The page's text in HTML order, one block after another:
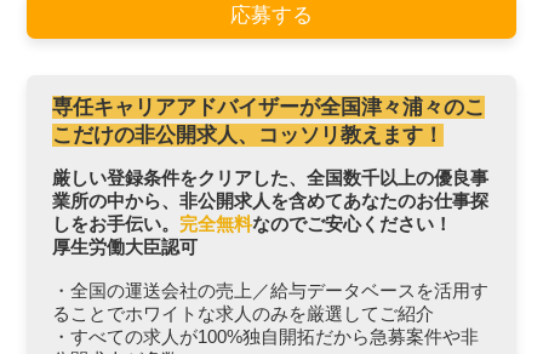
応募する
専任キャリアアドバイザーが全国津々浦々のこ
こだけの非公開求人、コッソリ教えます！
厳しい登録条件をクリアした、全国数千以上の優良事
業所の中から、非公開求人を含めてあなたのお仕事探
しをお手伝い。 完全無料なのでご安心ください！
厚生労働大臣認可
・全国の運送会社の売上／給与データベースを活用す
ることでホワイトな求人のみを厳選してご紹介
・すべての求人が100%独自開拓だから急募案件や非